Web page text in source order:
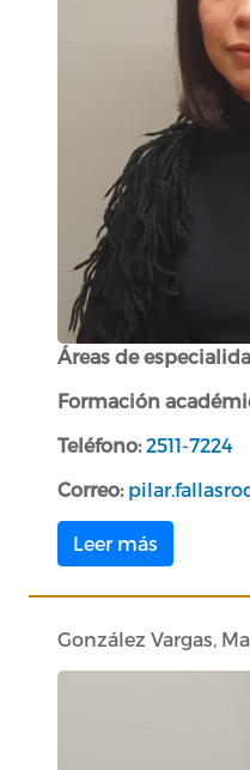
Áreas de
Formación
Teléfono:2511-7224
Correo:
Leer más
González Vargas,